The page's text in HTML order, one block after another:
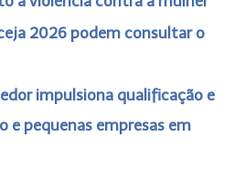
2026 podem consultar o
impulsiona qualificação e
e pequenas empresas em